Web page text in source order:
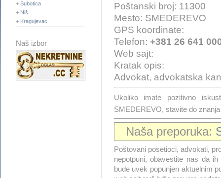
+ Subotica
+ Niš
+ Kragujevac
Naš izbor
Poštanski broj: 11300
Mesto: SMEDEREVO
GPS koordinate:
Telefon: +381 26 641
Web sajt:
Kratak opis:
Advokat, advokatska
Ukoliko imate pozitivno
SMEDEREVO, stavite do
Naša preporuka:
Poštovani posetioci, advokati,
nepotpuni, obavestite nas da
bude uvek popunjen aktuelnim